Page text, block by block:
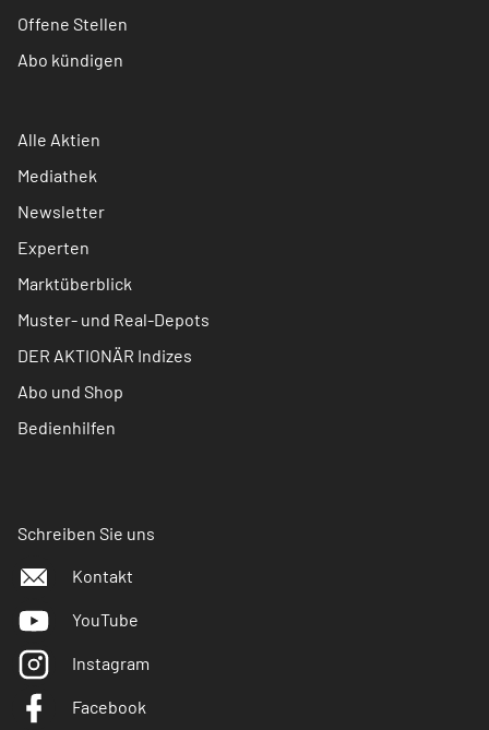
Offene Stellen
Abo kündigen
Alle Aktien
Mediathek
Newsletter
Experten
Marktüberblick
Muster- und Real-Depots
DER AKTIONÄR Indizes
Abo und Shop
Bedienhilfen
Schreiben Sie uns
Kontakt
YouTube
Instagram
Facebook